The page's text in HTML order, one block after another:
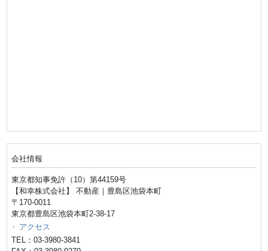
会社情報
東京都知事免許（10）第44159号
【和幸株式会社】 不動産｜豊島区池袋本町
〒170-0011
東京都豊島区池袋本町2-38-17
アクセス
TEL：03-3980-3841